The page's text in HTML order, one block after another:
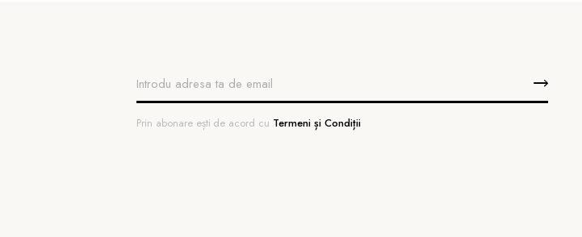
Prin abonare ești de acord cu Termeni și Condiții